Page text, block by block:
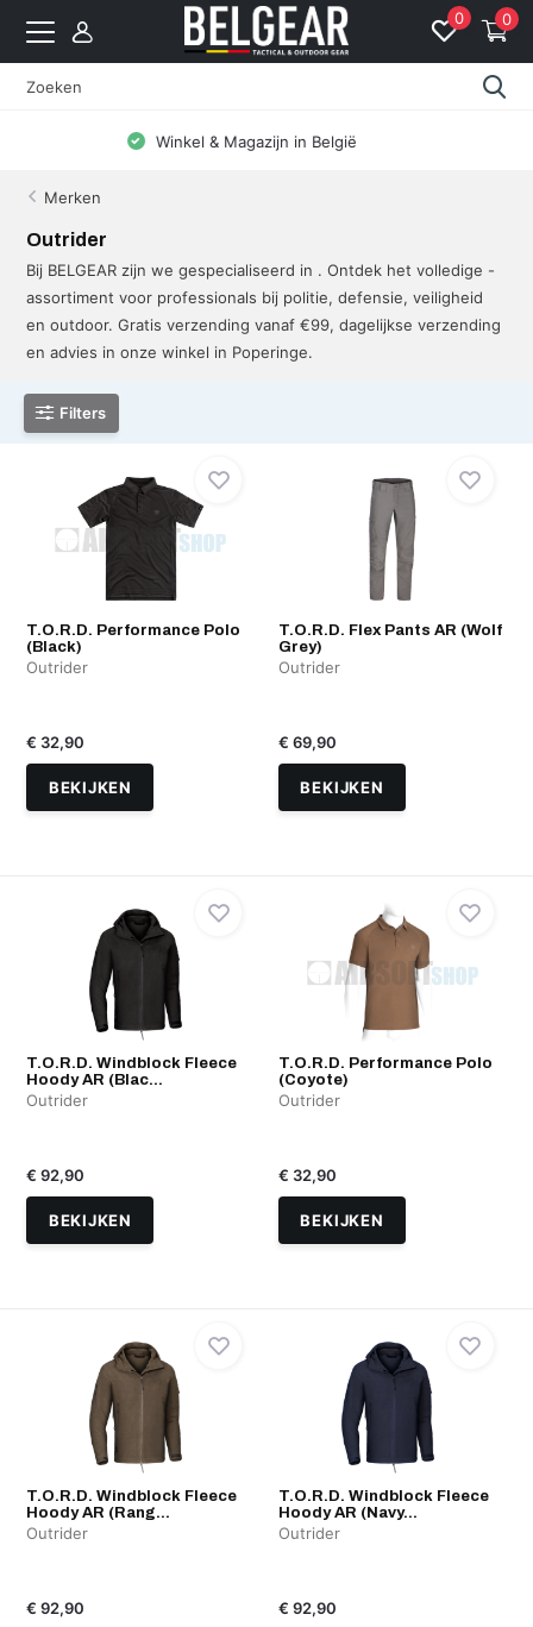
0 0
Gratis levering vanaf 99 EUR (BE: € 5 | NL: € 8)
Merken
Outrider
Bij BELGEAR zijn we gespecialiseerd in . Ontdek het volledige -
assortiment voor professionals bij politie, defensie, veiligheid
en outdoor. Gratis verzending vanaf €99, dagelijkse verzending
en advies in onze winkel in Poperinge.
Filters
T.O.R.D. Performance Polo
(Black)
Outrider
€ 32,90
BEKIJKEN
T.O.R.D. Flex Pants AR (Wolf
Grey)
Outrider
€ 69,90
BEKIJKEN
T.O.R.D. Windblock Fleece
Hoody AR (Blac...
Outrider
€ 92,90
BEKIJKEN
T.O.R.D. Performance Polo
(Coyote)
Outrider
€ 32,90
BEKIJKEN
T.O.R.D. Windblock Fleece
Hoody AR (Rang...
Outrider
€ 92,90
T.O.R.D. Windblock Fleece
Hoody AR (Navy...
Outrider
€ 92,90